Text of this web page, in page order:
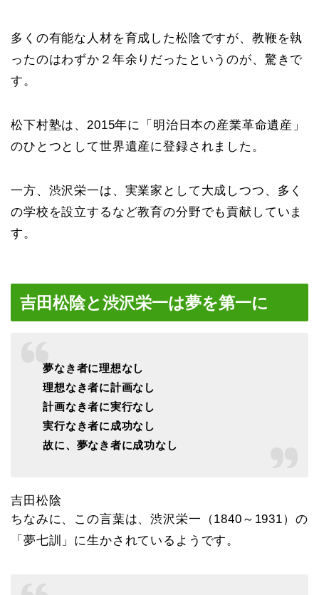
多くの有能な人材を育成した松陰ですが、教鞭を執
ったのはわずか２年余りだったというのが、驚きで
す。
松下村塾は、2015年に「明治日本の産業革命遺産」
のひとつとして世界遺産に登録されました。
一方、渋沢栄一は、実業家として大成しつつ、多く
の学校を設立するなど教育の分野でも貢献していま
す。
吉田松陰と渋沢栄一は夢を第一に
夢なき者に理想なし
理想なき者に計画なし
計画なき者に実行なし
実行なき者に成功なし
故に、夢なき者に成功なし
吉田松陰
ちなみに、この言葉は、渋沢栄一（1840～1931）の
「夢七訓」に生かされているようです。